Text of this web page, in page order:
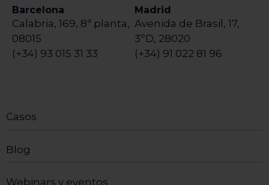
Barcelona
Calabria, 169, 8ª planta,
08015
(+34) 93 015 31 33
Madrid
Avenida de Brasil, 17,
3ºD, 28020
(+34) 91 022 81 96
Casos
Blog
Webinars y eventos